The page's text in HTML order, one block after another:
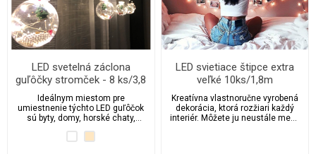
LED svetelná záclona
guľôčky stromček - 8 ks/3,8
m
Ideálnym miestom pre
umiestnenie týchto LED guľôčok
sú byty, domy, horské chaty,
LED svietiace štipce extra
veľké 10ks/1,8m
Kreatívna vlastnoručne vyrobená
dekorácia, ktorá rozžiari každý
interiér. Môžete ju neustále meniť